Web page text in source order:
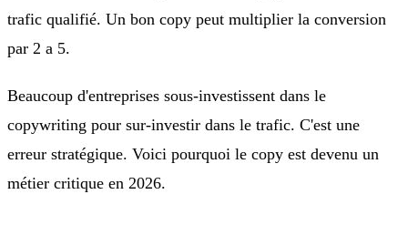
trafic qualifié. Un bon copy peut multiplier la conversion
par 2 a 5.
Beaucoup d'entreprises sous-investissent dans le
copywriting pour sur-investir dans le trafic. C'est une
erreur stratégique. Voici pourquoi le copy est devenu un
métier critique en 2026.